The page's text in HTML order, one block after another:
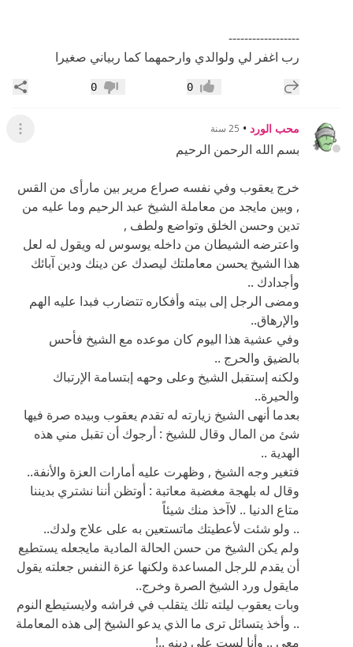
محب الورد
بسم الله الرحمن الرحيم
, وبين مايجد من معاملة الشيخ عبد الرحيم وما عليه من
تدين وحسن الخلق وتواضع ولطف ,
هذا الشيخ يحسن معاملتك ليصدك عن دينك ودين آبائك
وأجدادك ..
ومضى الرجل إلى بيته وأفكاره تتضارب فبدا عليه الهم
والإرهاق..
وفي عشية هذا اليوم كان موعده مع الشيخ فأحس
بالضيق والحرج ..
ولكنه إستقبل الشيخ وعلى وحهه إبتسامة الإرتباك
والحيرة..
بعدما أنهى الشيخ زيارته له تقدم يعقوب وبيده صرة فيها
شئ من المال وقال للشيخ : أرجوك أن تقبل مني هذه
الهدية ..
فتغير وجه الشيخ , وظهرت عليه أمارات العزة والأنفة..
وقال له بلهجة مغضبة معاتبة : أوتظن أننا نشتري بديننا
متاع الدنيا .. لاآخذ منك شيئاً
.. ولو شئت لأعطيتك ماتستعين به على علاج ولدك..
ولم يكن الشيخ من حسن الحالة المادية مايجعله يستطيع
أن يقدم للرجل المساعدة ولكنها عزة النفس جعلته يقول
مايقول ورد الشيخ الصرة وخرج..
وبات يعقوب ليلته تلك يتقلب في فراشه ولايستيطع النوم
.. وأخذ يتسائل ترى ما الذي يدعو الشيخ إلى هذه المعاملة
معي .. وأنا لست على دينه ..!
وعاش يعقوب أياماً عصيبة وهو في صراع نفسي مرير ..
ذات صباح إستيقظ يعقوب وقد أحس لأول مرة في حياته
بروح علوية تجذبه نحو الشيخ وأصبح يترقب لقاء الشيخ
وكأنه يترقب لقاء أعز الناس عليه ..!